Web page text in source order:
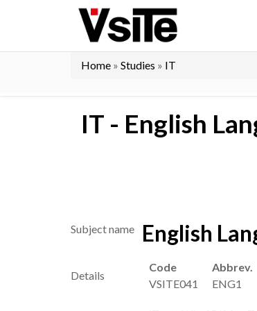
Home Studies IT
IT - English
Subject name English
Details
Code
VSITE041
Abbrev.
ENG1